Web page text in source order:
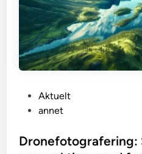
t
Aktuelt
annet
Dronefotografering: